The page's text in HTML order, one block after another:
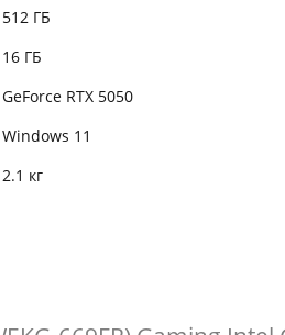
512 ГБ
16 ГБ
GeForce RTX 5050
Windows 11
2.1 кг